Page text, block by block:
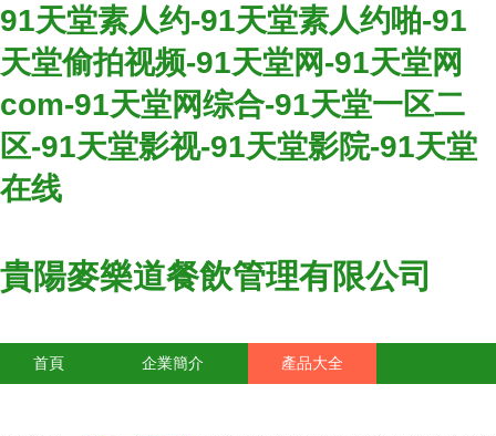
91天堂素人约-91天堂素人约啪-91
天堂偷拍视频-91天堂网-91天堂网
com-91天堂网综合-91天堂一区二
区-91天堂影视-91天堂影院-91天堂
在线
貴陽麥樂道餐飲管理有限公司
首頁 企業簡介 產品大全